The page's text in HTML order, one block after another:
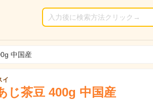
中国産
イ
じ茶豆 400g 中国産